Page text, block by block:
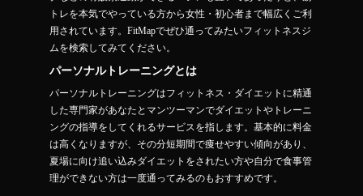
トレを本気でやっている方から女性・初心者まで幅広くご利
用されています。FitMapでぜひ通ってみたいフィットネスジ
ムを検索してみてください。
パーソナルトレーニングとは
パーソナルトレーニングはフィットネス・ダイエットに精通
した専門家があなたとマンツーマンでダイエットやトレーニ
ングの指導をしてくれるサービスを指します。基本的に料金
は高くなりますが、その分短期間で痩せやすい傾向があり、
夏場に向け追い込みダイエットをされたい方や自分で食事管
理ができない方は一度通ってみるのもおすすめです。